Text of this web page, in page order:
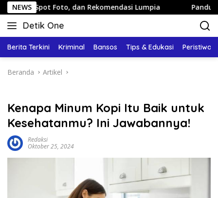
Langsung
ke
konten
NEWS
dan Rekomendasi Lumpia Panduan Wisata
Detik One
Tajam
Fakta
Berita Terkini Kriminal Bansos Tips & Edukasi Peristiwa
Beranda Artikel
Kenapa Minum Kopi Itu Baik untuk
Kesehatanmu? Ini Jawabannya!
Redaksi
Oktober 25, 2024